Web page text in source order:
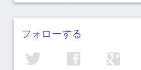
フォローする
twitter facebook google